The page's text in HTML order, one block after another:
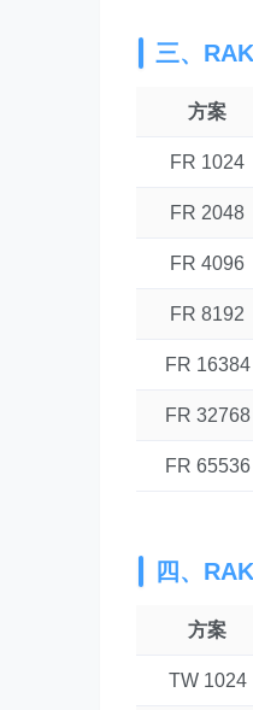
三、
方案
FR 1024
FR 2048
FR 4096
FR 8192
FR 16384
FR 32768
FR 65536
四、
方案
TW 1024